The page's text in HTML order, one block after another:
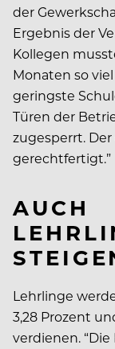
der
Ergebnis der
Kollegen
Monaten so
geringste
Türen der
zugesperrt.
gerechtfertigt.”
AUCH
Lehrlinge
3,28 Prozent
verdienen.